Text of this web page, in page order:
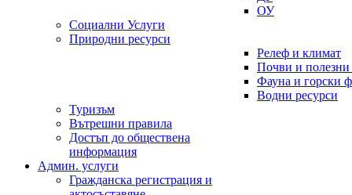
ОУ
Социални Услуги
Природни ресурси
Релеф и климат
Почви и полезни
Фауна и горски
Водни ресурси
Туризъм
Вътрешни правила
Достъп до обществена
информация
Админ. услуги
Гражданска регистрация и